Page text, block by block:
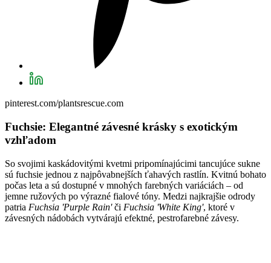
pinterest.com/plantsrescue.com
Fuchsie: Elegantné závesné krásky s exotickým
vzhľadom
So svojimi kaskádovitými kvetmi pripomínajúcimi tancujúce sukne
sú fuchsie jednou z najpôvabnejších ťahavých rastlín. Kvitnú bohato
počas leta a sú dostupné v mnohých farebných variáciách – od
jemne ružových po výrazné fialové tóny. Medzi najkrajšie odrody
patria Fuchsia 'Purple Rain'či Fuchsia 'White King', ktoré v
závesných nádobách vytvárajú efektné, pestrofarebné závesy.